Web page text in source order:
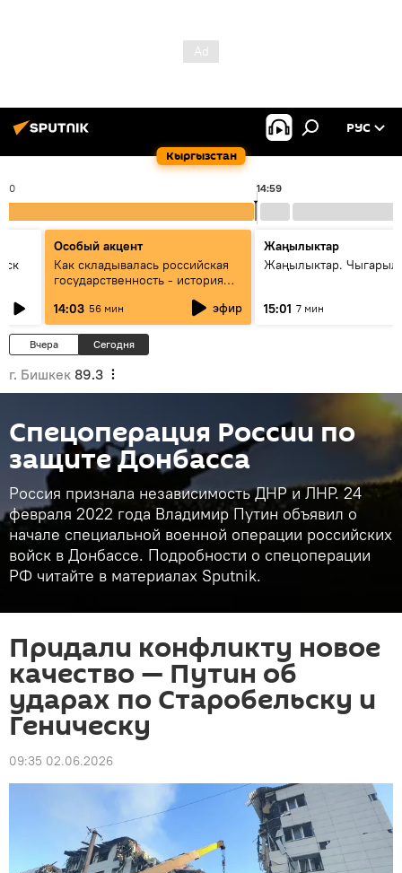
Кыргызстан
РУС
14:59
Особый акцент
Как складывалась российская
государственность - история
России и геополитика Евразии
глазами аналитиков
14:03 56 мин эфир
Жаңылыктар
Жаңылыктар.
15:01 7 мин
Вчера Сегодня
г. Бишкек 89.3
Спецоперация России по
защите Донбасса
Россия признала независимость ДНР и ЛНР. 24
февраля 2022 года Владимир Путин объявил о
начале специальной военной операции российских
войск в Донбассе. Подробности о спецоперации
РФ читайте в материалах Sputnik.
Придали конфликту новое
качество — Путин об
ударах по Старобельску и
Геническу
09:35 02.06.2026